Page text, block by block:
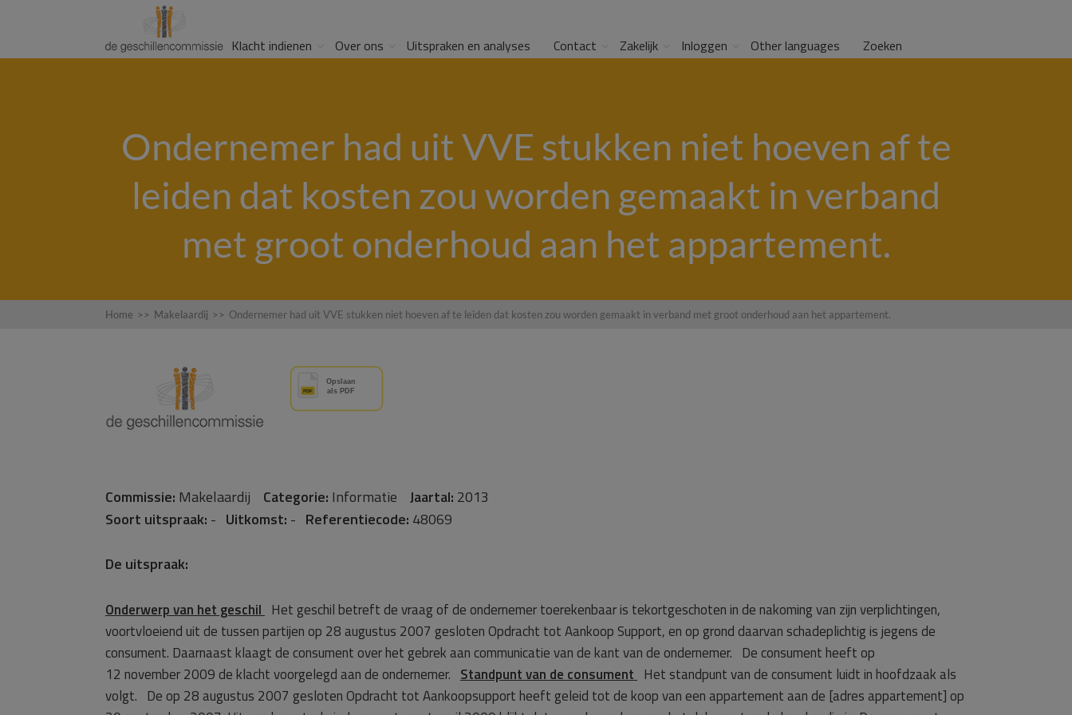
Klacht indienen Over ons Uitspraken en analyses Contact Zakelijk Inloggen Other languages Zoeken
Ondernemer had uit VVE stukken niet hoeven af te
leiden dat kosten zou worden gemaakt in verband
met groot onderhoud aan het appartement.
Home >> Makelaardij >> Ondernemer had uit VVE stukken niet hoeven af te leiden dat kosten zou worden gemaakt in verband met groot onderhoud aan het appartement.
Commissie: Makelaardij Categorie: Informatie Jaartal: 2013
Soort uitspraak: - Uitkomst: - Referentiecode: 48069
De uitspraak:
Onderwerp van het geschil Het geschil betreft de vraag of de ondernemer toerekenbaar is tekortgeschoten in de nakoming van zijn verplichtingen,
voortvloeiend uit de tussen partijen op 28 augustus 2007 gesloten Opdracht tot Aankoop Support, en op grond daarvan schadeplichtig is jegens de
consument. Daarnaast klaagt de consument over het gebrek aan communicatie van de kant van de ondernemer. De consument heeft op
12 november 2009 de klacht voorgelegd aan de ondernemer. Standpunt van de consument Het standpunt van de consument luidt in hoofdzaak als
volgt. De op 28 augustus 2007 gesloten Opdracht tot Aankoopsupport heeft geleid tot de koop van een appartement aan de [adres appartement] op